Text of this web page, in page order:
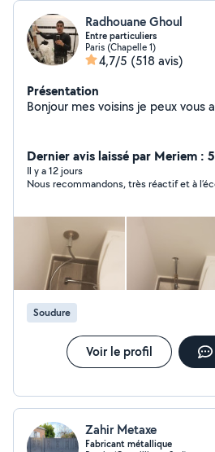
Radhouane Ghoul
Entre particuliers
Paris (Chapelle 1)
4,7/5 (518 avis)
Présentation
Bonjour mes voisins je peux vous
Dernier avis laissé par Meriem :
Il y a 12 jours
Nous recommandons, très réactif et à
Soudure
Voir le profil
Zahir Metaxe
Fabricant métallique